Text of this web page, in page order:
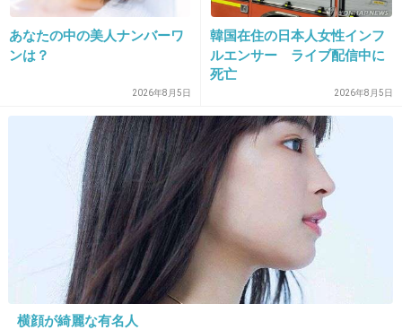
29. 匿名 2013/05/18(土) 17:46:24
当時付き合っていた彼の働いていたホテルのフレンチでデ
ィナーでした！
2013/05/18(土) 17:46:55
別に何にもなかったけど。
成人式も行かなかったし。
これといって思い出もなし。
まだ学生だったし、お金もなかったしね。
あなたの中の美人ナンバーワ
ンは？
2026年8月5日
韓国在住の日本人女性インフ
ルエンサー ライブ配信中に
死亡
2026年8月5日
横顔が綺麗な有名人